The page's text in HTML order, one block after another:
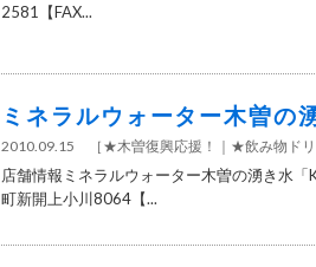
2581【FAX...
ミネラルウォーター木曽の
2010.09.15 ［ ★木曽復興応援！ ★飲み物ドリ
店舗情報ミネラルウォーター木曽の湧き水
町新開上小川8064【...